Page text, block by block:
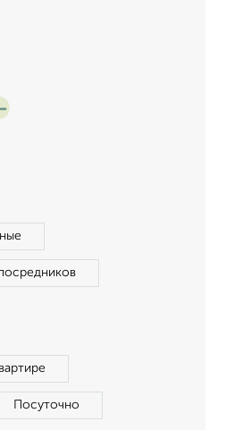
Посуточно